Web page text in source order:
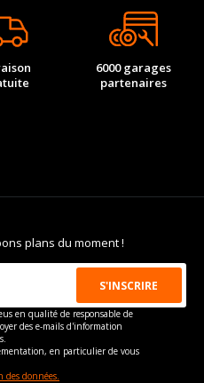
6000 garages
partenaires
plans du moment !
en qualité de responsable de
des e-mails d'information
en particulier de vous
des données.